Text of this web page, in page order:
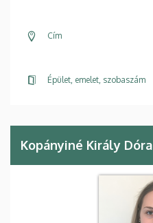
Cím
Épület, emelet, szobaszám
Kopányiné Király Dóra